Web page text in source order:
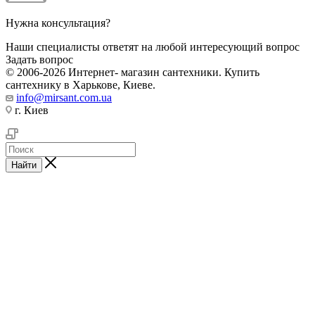
Нужна консультация?
Наши специалисты ответят на любой интересующий вопрос
Задать вопрос
© 2006-2026 Интернет- магазин сантехники. Купить
сантехнику в Харькове, Киеве.
info@mirsant.com.ua
г. Киев
Найти